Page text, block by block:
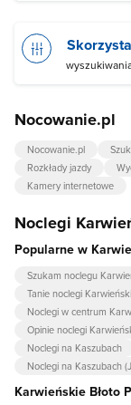
Nocowanie.pl
Nocowanie.pl
Rozkłady jazdy
Kamery internetowe
Noclegi
Popularne w
Szukam noclegu
Tanie noclegi
Noclegi w centrum
Opinie noclegi
Noclegi na Kaszubach
Noclegi na Kaszubach
Karwieńskie Błoto